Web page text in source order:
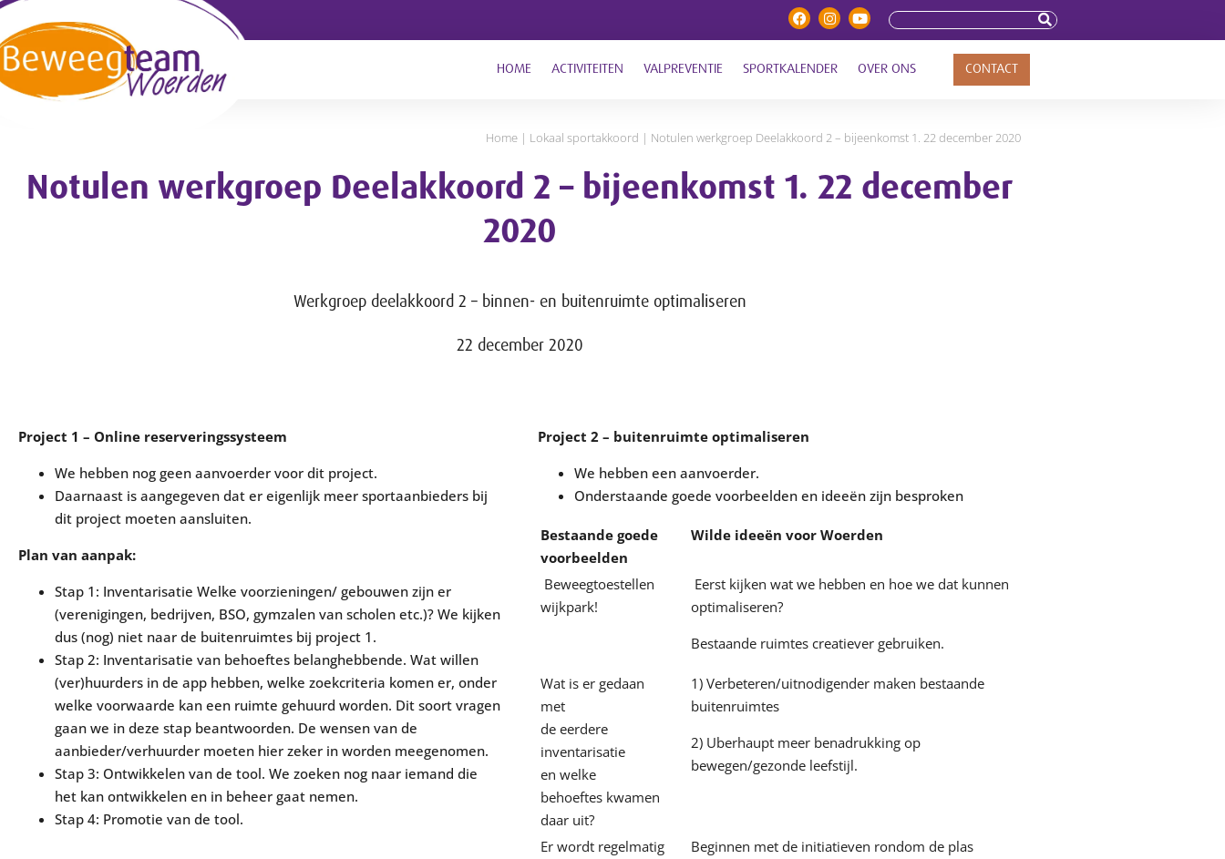
HOME ACTIVITEITEN VALPREVENTIE SPORTKALENDER OVER ONS CONTACT
Home | Lokaal sportakkoord | Notulen werkgroep Deelakkoord 2 – bijeenkomst 1. 22 december 2020
Notulen werkgroep Deelakkoord 2 – bijeenkomst 1. 22 december
2020
Werkgroep deelakkoord 2 – binnen- en buitenruimte optimaliseren
22 december 2020
Project 1 – Online reserveringssysteem
We hebben nog geen aanvoerder voor dit project.
Daarnaast is aangegeven dat er eigenlijk meer sportaanbieders bij
dit project moeten aansluiten.
Plan van aanpak:
Stap 1: Inventarisatie Welke voorzieningen/ gebouwen zijn er
(verenigingen, bedrijven, BSO, gymzalen van scholen etc.)? We kijken
dus (nog) niet naar de buitenruimtes bij project 1.
Stap 2: Inventarisatie van behoeftes belanghebbende. Wat willen
(ver)huurders in de app hebben, welke zoekcriteria komen er, onder
welke voorwaarde kan een ruimte gehuurd worden. Dit soort vragen
gaan we in deze stap beantwoorden. De wensen van de
aanbieder/verhuurder moeten hier zeker in worden meegenomen.
Stap 3: Ontwikkelen van de tool. We zoeken nog naar iemand die
het kan ontwikkelen en in beheer gaat nemen.
Stap 4: Promotie van de tool.
Project 2 – buitenruimte optimaliseren
We hebben een aanvoerder.
Onderstaande goede voorbeelden en ideeën zijn besproken
Bestaande goede
voorbeelden
Wilde ideeën voor Woerden
Beweegtoestellen
wijkpark!
Eerst kijken wat we hebben en hoe we dat kunnen
optimaliseren?
Bestaande ruimtes creatiever gebruiken.
Wat is er gedaan
met
de eerdere
inventarisatie
en welke
behoeftes kwamen
daar uit?
1) Verbeteren/uitnodigender maken bestaande
buitenruimtes
2) Uberhaupt meer benadrukking op
bewegen/gezonde leefstijl.
Er wordt regelmatig
Beginnen met de initiatieven rondom de plas